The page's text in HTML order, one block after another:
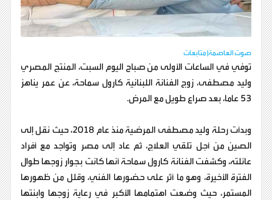
صوت العاصمة| متابعات
توفي في الساعات الأولى من صباح اليوم السبت، المنتج المصري
وليد مصطفى، زوج الفنانة اللبنانية كارول سماحة، عن عمر يناهز
53 عاما، بعد صراع طويل مع المرض.
وبدأت رحلة وليد مصطفى المرضية منذ عام 2018، حيث نقل إلى
الصين من أجل تلقي العلاج، ثم عاد إلى مصر وتواجد مع أفراد
عائلته، وكشفت الفنانة كارول سماحة أنها كانت بجوار زوجها طوال
الفترة الأخيرة، وهو ما أثر على حضورها الفني، وقلل من ظهورها
المستمر، حيث وضعت اهتمامها الأكبر في رعاية زوجها وابنتها